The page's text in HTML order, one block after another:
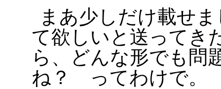
まあ少しだけ載せ
て欲しいと送ってき
ら、どんな形でも問
ね？ ってわけで。